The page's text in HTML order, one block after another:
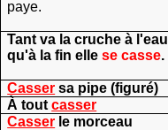
paye.
Tant va la cruche à l'eau
qu'à la fin ellese casse.
Casser sa pipe (figuré)
À toutcasser
Casser le morceau